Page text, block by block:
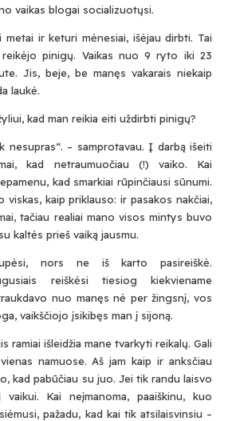
vaikas blogai socializuotųsi.
ir keturi mėnesiai, išėjau dirbti. Tai
pinigų. Vaikas nuo 9 ryto iki 23
Jis, beje, be manęs vakarais niekaip
laukė.
kad man reikia eiti uždirbti pinigų?
nesupras“. – samprotavau. Į darbą išeiti
kad netraumuočiau (!) vaiko. Kai
kad smarkiai rūpinčiausi sūnumi.
viskas, kaip priklauso: ir pasakos nakčiai,
tačiau realiai mano visos mintys buvo
kaltės prieš vaiką jausmu.
nors ne iš karto pasireiškė.
reiškėsi tiesiog kiekviename
nuo manęs nė per žingsnį, vos
vaikščiojo įsikibęs man į sijoną.
ramiai išleidžia mane tvarkyti reikalų. Gali
namuose. Aš jam kaip ir anksčiau
kad pabūčiau su juo. Jei tik randu laisvo
Kai neįmanoma, paaiškinu, kuo
pažadu, kad kai tik atsilaisvinsiu –